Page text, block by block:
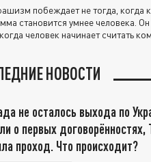
побеждает не тогда, когда
становится умнее человека.
человек начинает считать
НОВОСТИ
не осталось выхода по
о первых договорённостях,
проход. Что происходит?